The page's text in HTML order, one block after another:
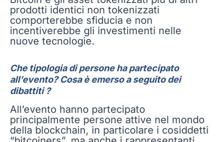
prodotti identici non tokenizzati
comporterebbe sfiducia e non
incentiverebbe gli investimenti nelle
nuove tecnologie.
Che tipologia di persone ha partecipato
all’evento? Cosa è emerso a seguito dei
dibattiti ?
All’evento hanno partecipato
principalmente persone attive nel mondo
della blockchain, in particolare i cosiddetti